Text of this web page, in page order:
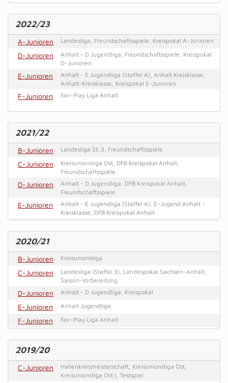
2022/23
A-Junioren Landesliga, Freundschaftsspiele, Kreispokal A-Junioren
D-Junioren
Anhalt - D Jugendliga, Freundschaftsspiele, Kreispokal
D-Junioren
E-Junioren
Anhalt - E Jugendliga (Staffel A), Anhalt Kreisklasse,
Anhalt-Kreisklasse, Kreispokal E-Junioren
F-Junioren Fair-Play Liga Anhalt
2021/22
B-Junioren Landesliga St. 3, Freundschaftsspiele
C-Junioren
Kreisunionsliga Ost, DFB Kreispokal Anhalt,
Freundschaftsspiele
D-Junioren
Anhalt - D Jugendliga, DFB Kreispokal Anhalt,
Freundschaftsspiele
E-Junioren
Anhalt - E Jugendliga (Staffel A), E-Jugend Anhalt -
Kreisklasse, DFB Kreispokal Anhalt
2020/21
B-Junioren Kreisunionsliga
C-Junioren
Landesliga (Staffel 3), Landespokal Sachsen-Anhalt,
Saison-Vorbereitung
D-Junioren Anhalt - D Jugendliga, Kreispokal
E-Junioren Anhalt Jugendliga
F-Junioren Fair-Play Liga Anhalt
2019/20
C-Junioren
Hallenkreismeisterschaft, Kreisunionsliga Ost,
Kreisunionsliga Ost I, Testspiel